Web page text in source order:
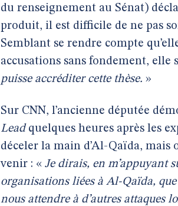
du renseignement au Sénat)
produit, il est difficile de ne pas
Semblant se rendre compte
accusations sans fondement, elle
puisse accréditer cette thèse. »
Sur CNN, l’ancienne députée
Leadquelques heures après les
déceler la main d’Al-Qaïda, mais
venir : « Je dirais, en m’appuyant
organisations liées à Al-Qaïda,
nous attendre à d’autres attaques